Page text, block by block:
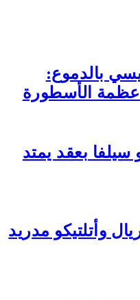
بالدموع:
الأسطورة
بعقد يمتد
وأتلتيكو مدريد